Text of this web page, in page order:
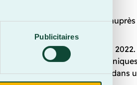
Publicitaires
ce que la qualité du travail auprès
de Hockey Québec depuis 2022.
région lors de différentes
propres à leur position, dans